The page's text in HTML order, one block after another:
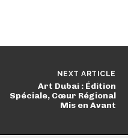
NEXT ARTICLE
Art Dubai : Édition
Spéciale, Cœur Régional
Mis en Avant